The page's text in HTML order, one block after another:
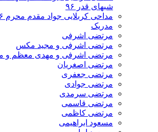
شبهای قدر ۹۶
مداحی کربلایی جواد مقدم محرم ۹۶
مدریک
مرتضی اشرفی
مرتضی اشرفی و مجید مکس
مرتضی اشرفی و مهدی معظم و
مرتضی اصغریان
مرتضی جعفری
مرتضی جوادی
مرتضی سرمدی
مرتضی قاسمی
مرتضی کاظمی
مسعود ابراهیمی